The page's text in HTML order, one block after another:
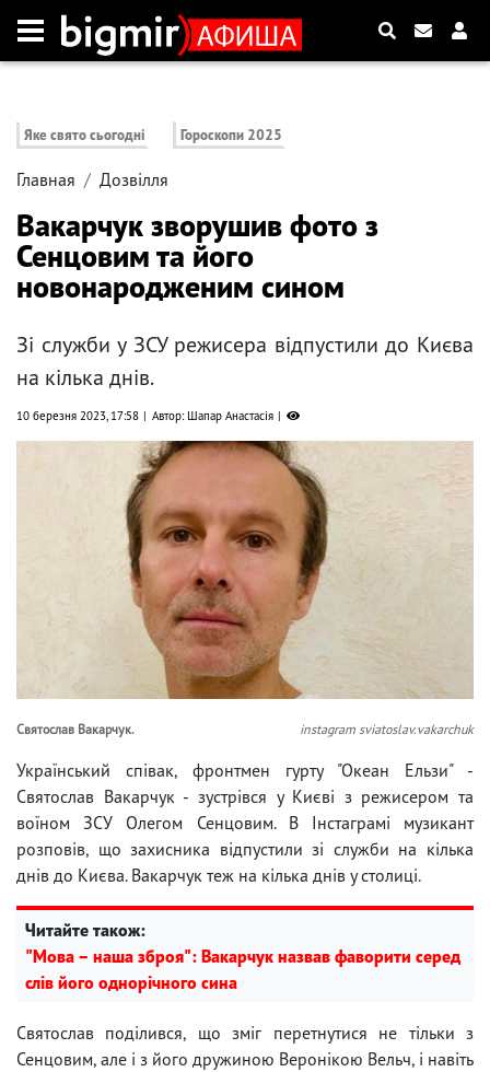
Яке свято сьогодні Гороскопи 2025
Главная Дозвілля
Вакарчук зворушив фото з
Сенцовим та його
новонародженим сином
Зі служби у ЗСУ режисера відпустили до Києва
на кілька днів.
10 березня 2023, 17:58 Автор: Шапар Анастасія
Святослав Вакарчук. instagram sviatoslav.vakarchuk
Український співак, фронтмен гурту "Океан Ельзи" -
Святослав Вакарчук - зустрівся у Києві з режисером та
воїном ЗСУ Олегом Сенцовим. В Інстаграмі музикант
розповів, що захисника відпустили зі служби на кілька
днів до Києва. Вакарчук теж на кілька днів у столиці.
Читайте також:
"Мова – наша зброя": Вакарчук назвав фаворити серед
слів його однорічного сина
Святослав поділився, що зміг перетнутися не тільки з
Сенцовим, але і з його дружиною Веронікою Вельч, і навіть